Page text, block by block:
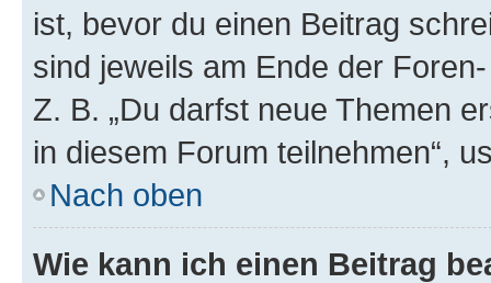
ist, bevor du einen Beitrag
sind jeweils am Ende der
Z. B. „Du darfst neue Themen
in diesem Forum teilnehmen“,
Nach oben
Wie kann ich einen Beitrag